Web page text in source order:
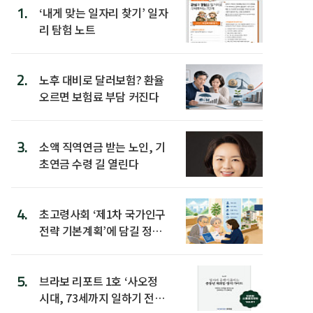
1.
‘내게 맞는 일자리 찾기’ 일자
리 탐험 노트
2.
노후 대비로 달러보험? 환율
오르면 보험료 부담 커진다
3.
소액 직역연금 받는 노인, 기
초연금 수령 길 열린다
4.
초고령사회 ‘제1차 국가인구
전략 기본계획’에 담길 정책
5.
브라보 리포트 1호 ‘사오정
시대, 73세까지 일하기 전략’